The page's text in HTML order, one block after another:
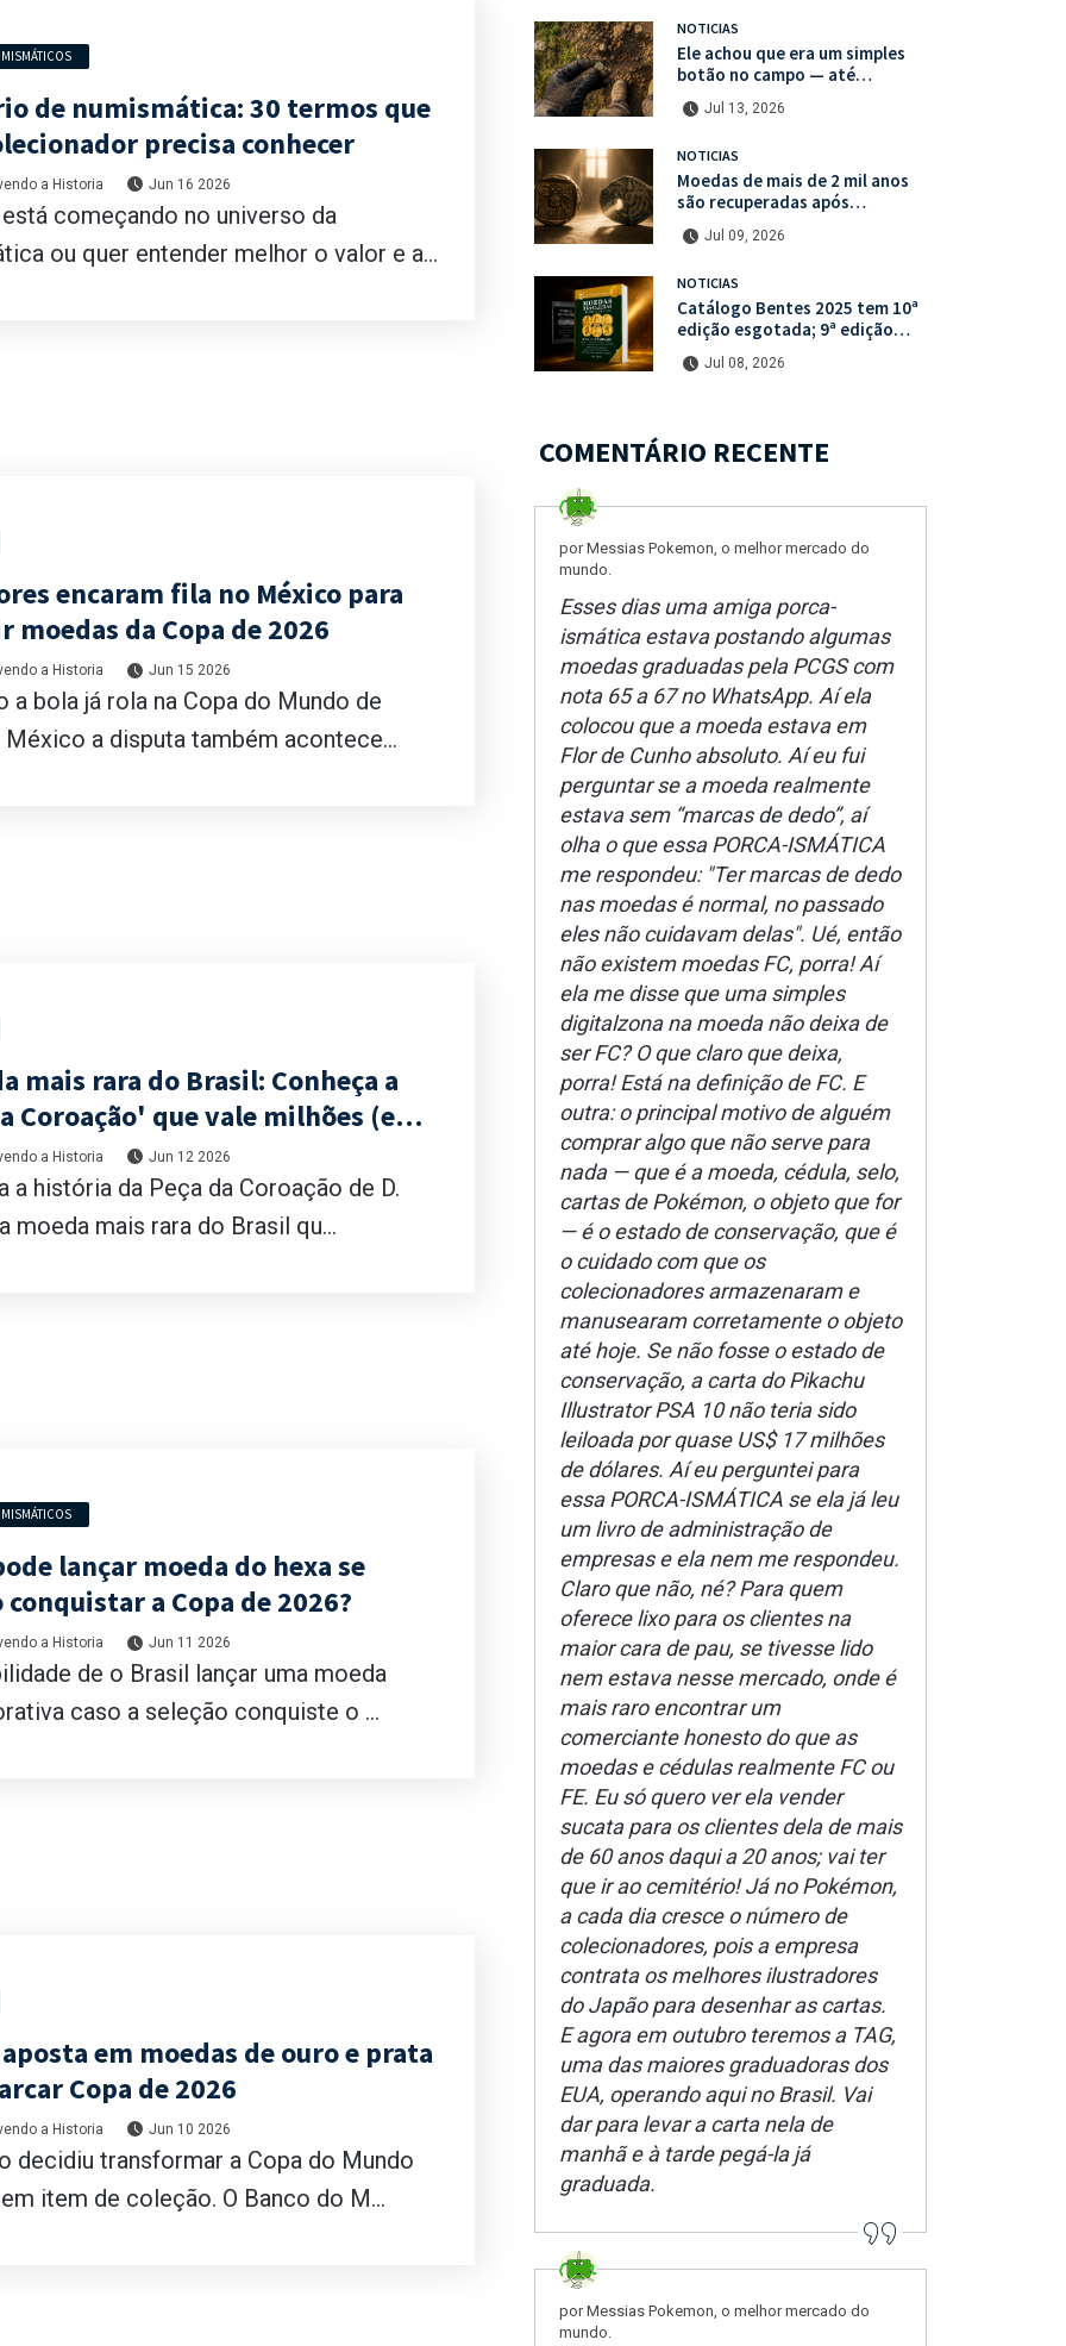
de numismática: 30 termos que
precisa conhecer
a Historia Jun 16 2026
começando no universo da
ou quer entender melhor o valor e a...
encaram fila no México para
moedas da Copa de 2026
a Historia Jun 15 2026
a bola já rola na Copa do Mundo de
México a disputa também acontece...
mais rara do Brasil: Conheça a
Coroação' que vale milhões (e
vai ver no troco!)
a Historia Jun 12 2026
a história da Peça da Coroação de D.
moeda mais rara do Brasil qu...
lançar moeda do hexa se
conquistar a Copa de 2026?
a Historia Jun 11 2026
de o Brasil lançar uma moeda
caso a seleção conquiste o ...
em moedas de ouro e prata
Copa de 2026
a Historia Jun 10 2026
decidiu transformar a Copa do Mundo
item de coleção. O Banco do M...
NOTICIAS
Ele achou que era um simples
botão no campo — até
descobrir uma moeda medieval
de valor histórico incalculável
Jul 13, 2026
NOTICIAS
Moedas de mais de 2 mil anos
são recuperadas após
percorrerem o mercado ilegal
de antiguidades
Jul 09, 2026
NOTICIAS
Catálogo Bentes 2025 tem 10ª
edição esgotada; 9ª edição
está disponível com mais de
30% de desconto na unidade
Jul 08, 2026
COMENTÁRIO RECENTE
por Messias Pokemon, o melhor mercado do
mundo.
Esses dias uma amiga porca-
ismática estava postando algumas
moedas graduadas pela PCGS com
nota 65 a 67 no WhatsApp. Aí ela
colocou que a moeda estava em
Flor de Cunho absoluto. Aí eu fui
perguntar se a moeda realmente
estava sem “marcas de dedo”, aí
olha o que essa PORCA-ISMÁTICA
me respondeu: "Ter marcas de dedo
nas moedas é normal, no passado
eles não cuidavam delas". Ué, então
não existem moedas FC, porra! Aí
ela me disse que uma simples
digitalzona na moeda não deixa de
ser FC? O que claro que deixa,
porra! Está na definição de FC. E
outra: o principal motivo de alguém
comprar algo que não serve para
nada — que é a moeda, cédula, selo,
cartas de Pokémon, o objeto que for
— é o estado de conservação, que é
o cuidado com que os
colecionadores armazenaram e
manusearam corretamente o objeto
até hoje. Se não fosse o estado de
conservação, a carta do Pikachu
Illustrator PSA 10 não teria sido
leiloada por quase US$ 17 milhões
de dólares. Aí eu perguntei para
essa PORCA-ISMÁTICA se ela já leu
um livro de administração de
empresas e ela nem me respondeu.
Claro que não, né? Para quem
oferece lixo para os clientes na
maior cara de pau, se tivesse lido
nem estava nesse mercado, onde é
mais raro encontrar um
comerciante honesto do que as
moedas e cédulas realmente FC ou
FE. Eu só quero ver ela vender
sucata para os clientes dela de mais
de 60 anos daqui a 20 anos; vai ter
que ir ao cemitério! Já no Pokémon,
a cada dia cresce o número de
colecionadores, pois a empresa
contrata os melhores ilustradores
do Japão para desenhar as cartas.
E agora em outubro teremos a TAG,
uma das maiores graduadoras dos
EUA, operando aqui no Brasil. Vai
dar para levar a carta nela de
manhã e à tarde pegá-la já
graduada.
por Messias Pokemon, o melhor mercado do
mundo.